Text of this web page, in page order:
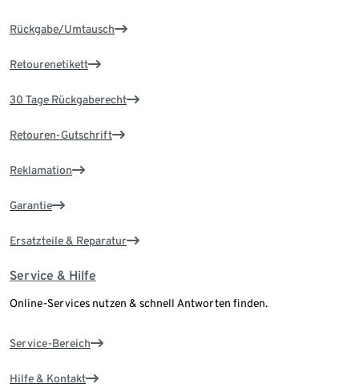
Rückgabe/Umtausch
Retourenetikett
30 Tage Rückgaberecht
Retouren-Gutschrift
Reklamation
Garantie
Ersatzteile & Reparatur
Service & Hilfe
Online-Services nutzen & schnell Antworten finden.
Service-Bereich
Hilfe & Kontakt